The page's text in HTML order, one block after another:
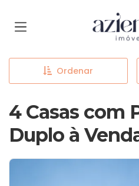
Página
Ordenar
4 Casas com
Duplo à